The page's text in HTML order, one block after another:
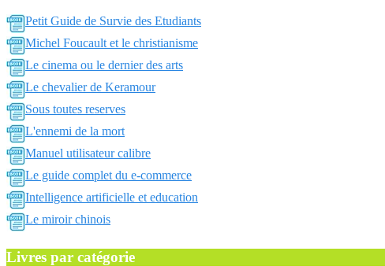
Petit Guide de Survie des Etudiants
Michel Foucault et le christianisme
Le cinema ou le dernier des arts
Le chevalier de Keramour
Sous toutes reserves
L'ennemi de la mort
Manuel utilisateur calibre
Le guide complet du e-commerce
Intelligence artificielle et education
Le miroir chinois
Livres par catégorie